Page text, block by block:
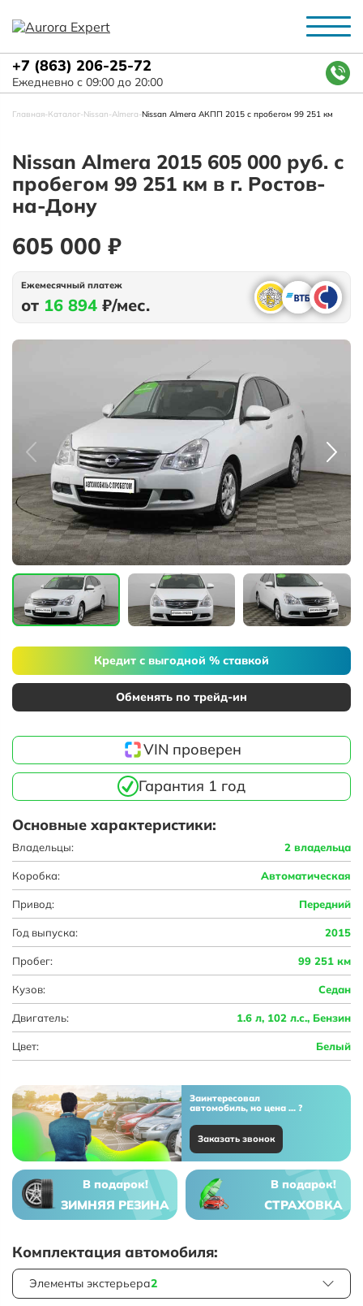
+7 (863) 206-25-72
Ежедневно с 09:00 до 20:00
Главная-Каталог-Nissan-Almera-Nissan Almera АКПП 2015 с пробегом 99 251 км
Nissan Almera 2015 605 000 руб. с
пробегом 99 251 км в г. Ростов-
на-Дону
605 000 ₽
Ежемесячный платеж
от 16 894 ₽/мес.
Кредит с выгодной % ставкой
Обменять по трейд-ин
VIN проверен
Гарантия 1 год
Основные характеристики:
Владельцы: 2 владельца
Коробка: Автоматическая
Привод: Передний
Год выпуска: 2015
Пробег: 99 251 км
Кузов: Седан
Двигатель: 1.6 л, 102 л.с., Бензин
Цвет: Белый
Заинтересовал
автомобиль, но цена ... ?
Заказать звонок
В подарок!
ЗИМНЯЯ РЕЗИНА
В подарок!
СТРАХОВКА
Комплектация автомобиля:
Элементы экстерьера2